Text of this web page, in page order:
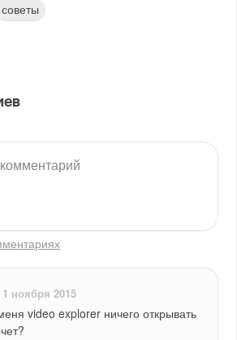
советы
1 ноября 2015
video explorer ничего открывать